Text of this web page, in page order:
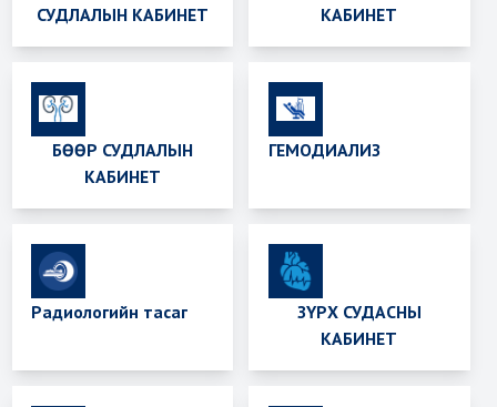
СУДЛАЛЫН КАБИНЕТ
КАБИНЕТ
БӨӨР СУДЛАЛЫН
КАБИНЕТ
ГЕМОДИАЛИЗ
Радиологийн тасаг
ЗҮРХ СУДАСНЫ
КАБИНЕТ